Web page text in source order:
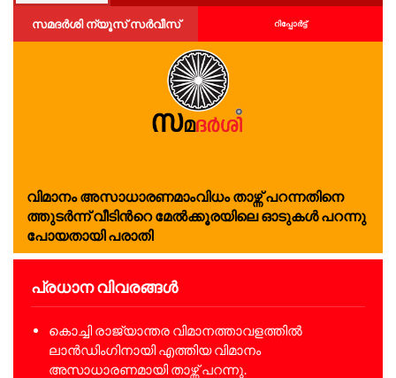
സമദർശി ന്യൂസ് സർവീസ് റിപ്പോര്‍ട്ട്
വി​മാ​നം അ​സാ​ധാ​ര​ണ​മാം​വി​ധം താ​ഴ്ന്ന് പ​റ​ന്ന​തി​നെ​
ത്തു​ട​ർ​ന്ന് വീ​ടി​ന്‍റെ മേ​ൽ​ക്കൂ​ര​യി​ലെ ഓ​ടു​ക​ൾ പ​റ​ന്നു​
പോ​യതായി പ​രാ​തി
പ്രധാന വിവരങ്ങൾ
കൊച്ചി രാജ്യാന്തര വിമാനത്താവളത്തിൽ
ലാൻഡിംഗിനായി എത്തിയ വിമാനം
അസാധാരണമായി താഴ്ന്ന് പറന്നു.